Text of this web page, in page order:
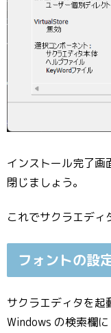
インストール完了画
閉じましょう。
これでサクラエディ
フォントの設
サクラエディタを起
Windows の検索欄